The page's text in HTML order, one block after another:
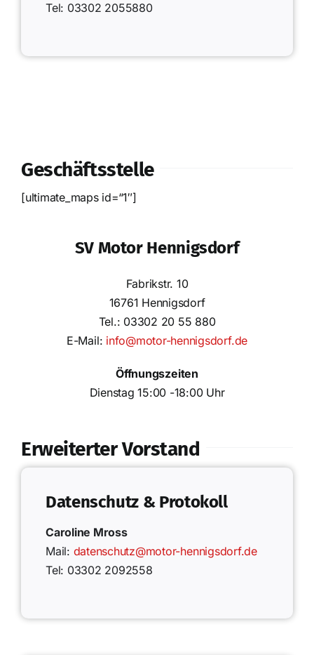
Tel: 03302 2055880
Geschäftsstelle
[ultimate_maps id=“1″]
SV Motor Hennigsdorf
Fabrikstr. 10
16761 Hennigsdorf
Tel.: 03302 20 55 880
E-Mail: info@motor-hennigsdorf.de
Öffnungszeiten
Dienstag 15:00 -18:00 Uhr
Erweiterter Vorstand
Datenschutz & Protokoll
Caroline Mross
Mail: datenschutz@motor-hennigsdorf.de
Tel: 03302 2092558